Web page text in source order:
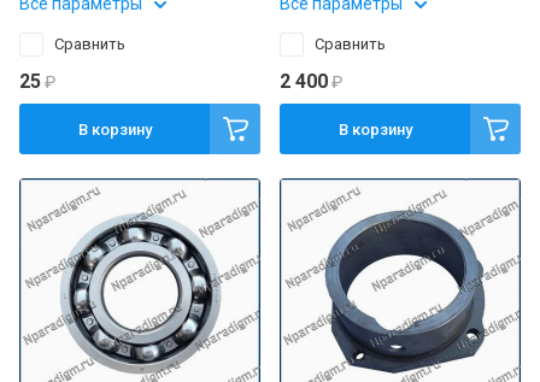
Сравнить
25₽
В корзину
Сравнить
2 400₽
В корзину